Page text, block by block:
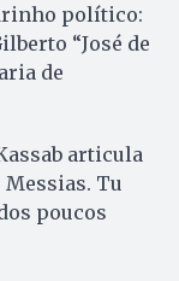
político:
“José de
de
articula
Messias. Tu
poucos